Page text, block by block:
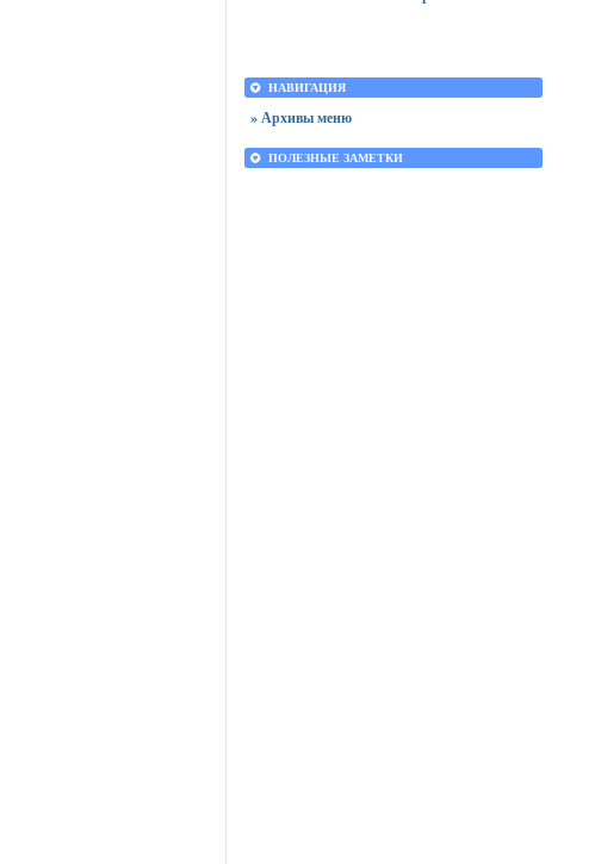
НАВИГАЦИЯ
» Архивы меню
ПОЛЕЗНЫЕ ЗАМЕТКИ